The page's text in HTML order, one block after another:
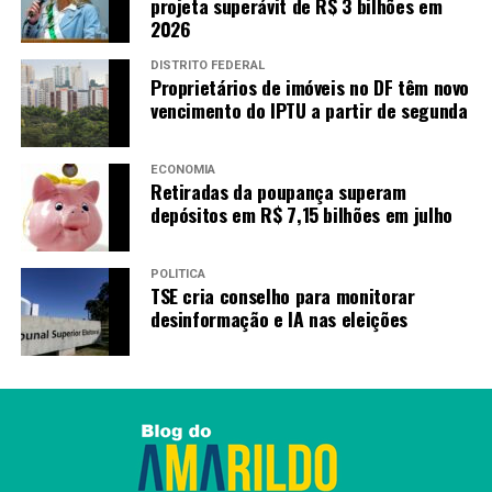
Fonte:Portal Goiás
TAGS
PRÓXIMO
Certificado Internacional de Vacinação é exigido em 120
países
RECENTES
Governo inaugura Escritório Social para egressos do
sistema penal
Amarildo Mota
2026
DISTRITO FEDERAL
Proprietários de imóveis no DF têm novo
vencimento do IPTU a partir de segunda
ECONOMIA
Retiradas da poupança superam
depósitos em R$ 7,15 bilhões em julho
POLÍTICA
TSE cria conselho para monitorar
desinformação e IA nas eleições